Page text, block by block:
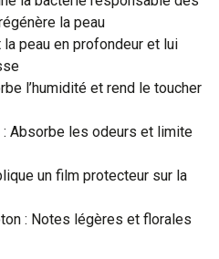
la peau
la peau en profondeur et lui
l’humidité et rend le toucher
: Absorbe les odeurs et limite
un film protecteur sur la
: Notes légères et florales